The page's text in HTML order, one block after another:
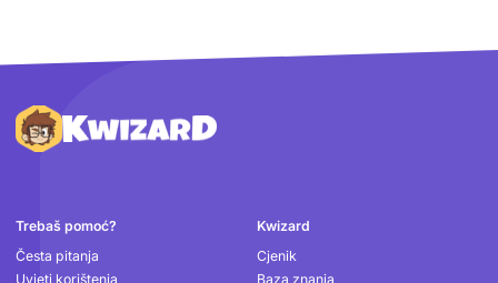
Podnožje
Trebaš pomoć?
Česta pitanja
Uvjeti korištenja
Kwizard
Cjenik
Baza znanja